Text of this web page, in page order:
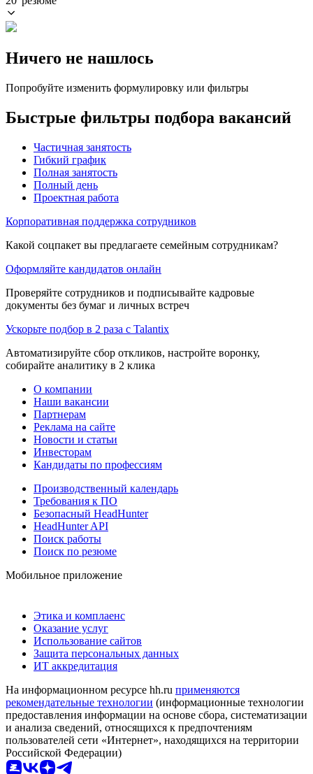
Ничего не нашлось
Попробуйте изменить формулировку или фильтры
Быстрые фильтры подбора вакансий
Частичная занятость
Гибкий график
Полная занятость
Полный день
Проектная работа
Корпоративная поддержка сотрудников
Какой соцпакет вы предлагаете семейным сотрудникам?
Оформляйте кандидатов онлайн
Проверяйте сотрудников и подписывайте кадровые
документы без бумаг и личных встреч
Ускорьте подбор в 2 раза с Talantix
Автоматизируйте сбор откликов, настройте воронку,
собирайте аналитику в 2 клика
О компании
Наши вакансии
Партнерам
Реклама на сайте
Новости и статьи
Инвесторам
Кандидаты по профессиям
Производственный календарь
Требования к ПО
Безопасный HeadHunter
HeadHunter API
Поиск работы
Поиск по резюме
Мобильное приложение
Этика и комплаенс
Оказание услуг
Использование сайтов
Защита персональных данных
ИТ аккредитация
На информационном ресурсе hh.ru применяются
рекомендательные технологии (информационные технологии
предоставления информации на основе сбора, систематизации
и анализа сведений, относящихся к предпочтениям
пользователей сети «Интернет», находящихся на территории
Российской Федерации)